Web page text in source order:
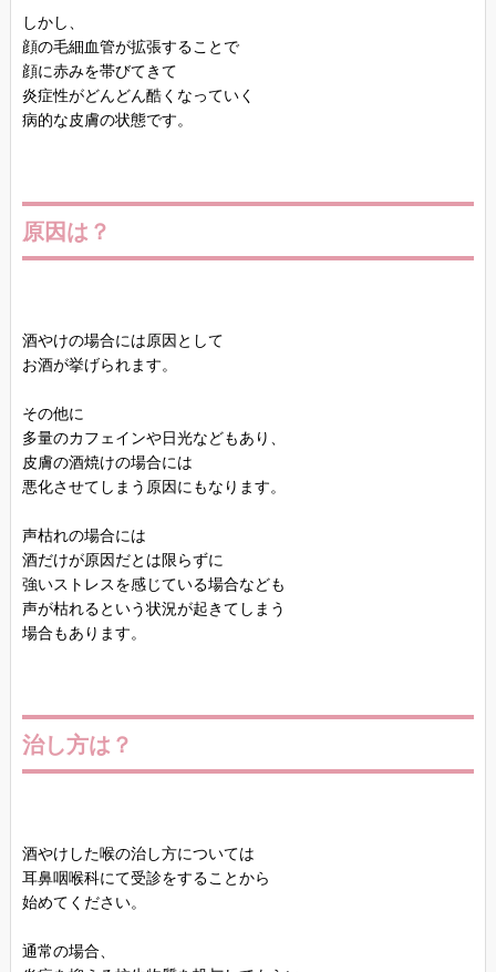
しかし、
顔の毛細血管が拡張することで
顔に赤みを帯びてきて
炎症性がどんどん酷くなっていく
病的な皮膚の状態です。
原因は？
酒やけの場合には原因として
お酒が挙げられます。
その他に
多量のカフェインや日光などもあり、
皮膚の酒焼けの場合には
悪化させてしまう原因にもなります。
声枯れの場合には
酒だけが原因だとは限らずに
強いストレスを感じている場合なども
声が枯れるという状況が起きてしまう
場合もあります。
治し方は？
酒やけした喉の治し方については
耳鼻咽喉科にて受診をすることから
始めてください。
通常の場合、